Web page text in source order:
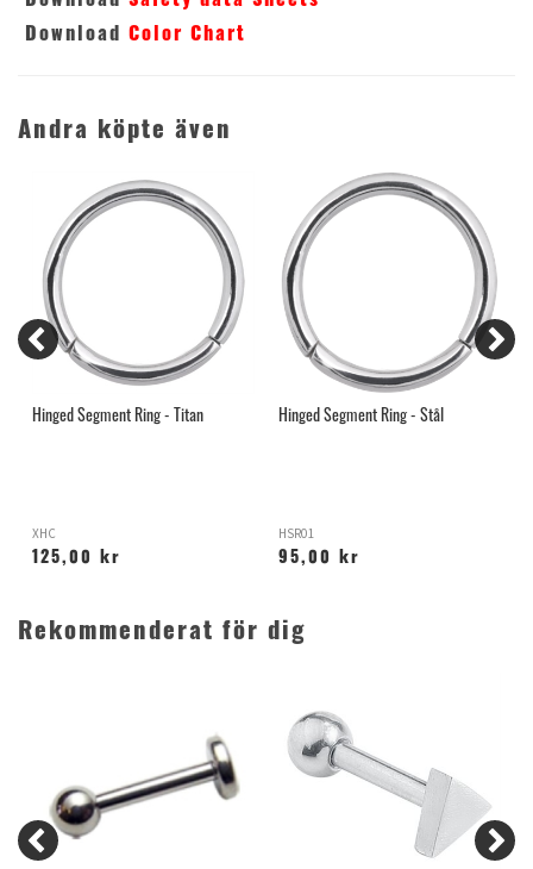
Download Color Chart
Andra köpte även
Hinged Segment Ring - Titan
XHC
125,00 kr
Hinged Segment Ring - Stål
HSR01
95,00 kr
Rekommenderat för dig